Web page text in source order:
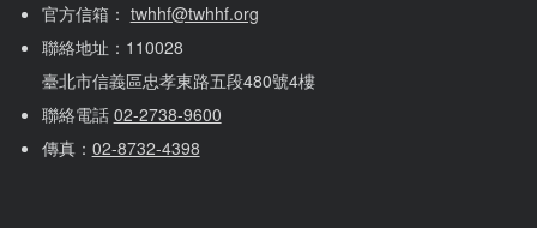
官方信箱： twhhf@twhhf.org
聯絡地址：110028
臺北市信義區忠孝東路五段480號4樓
聯絡電話 02-2738-9600
傳真： 02-8732-4398